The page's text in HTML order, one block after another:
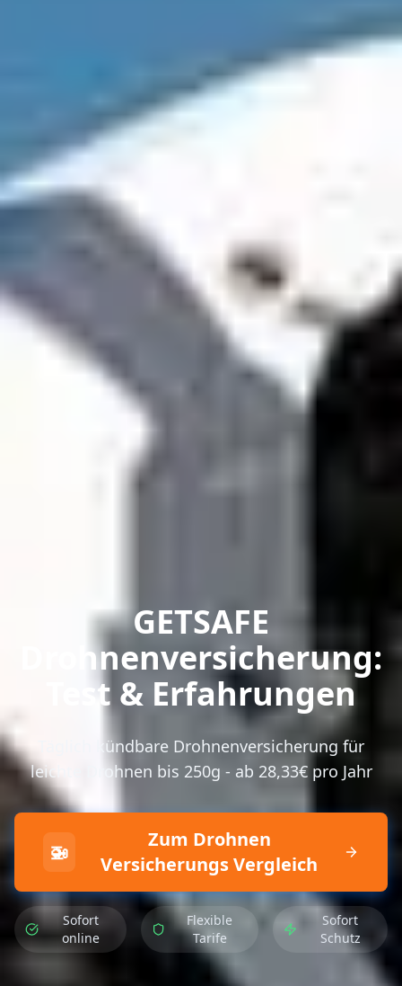
GETSAFE
Drohnenversicherung:
Test & Erfahrungen
Täglich kündbare Drohnenversicherung für
leichte Drohnen bis 250g - ab 28,33€ pro Jahr
🚁
Zum Drohnen
Versicherungs Vergleich
Sofort
online
Flexible
Tarife
Sofort
Schutz